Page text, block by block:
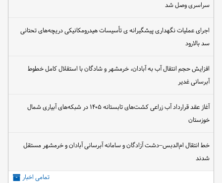
سراسری وصل شد
اجرای عملیات نگهداری پیشگیرانه ی تأسیسات هیدرومکانیکی دریچه‌های تحتانی
سد بالارود
افزایش حجم انتقال آب به آبادان، خرمشهر و شادگان با استقلال کامل خطوط
آبرسانی غدیر
آغاز عقد قرارداد آب زراعی کشت‌های تابستانه ۱۴۰۵ در شبکه‌های آبیاری شمال
خوزستان
خط انتقال ام‌الدبس–دشت آزادگان و سامانه آبرسانی آبادان و خرمشهر مستقل
شدند
تمامی اخبار